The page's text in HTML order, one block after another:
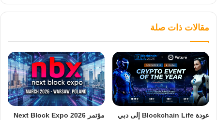
مقالات ذات صلة
عودة Blockchain Life إلى دبي
مؤتمر Next Block Expo 2026